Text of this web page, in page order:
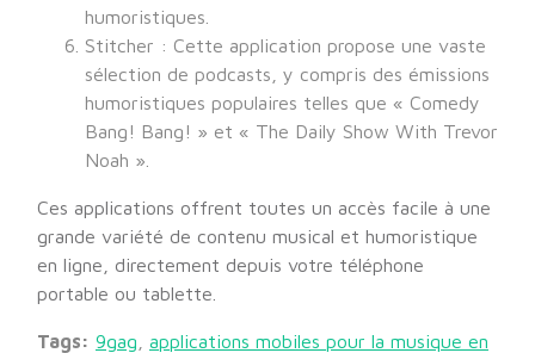
humoristiques.
Stitcher : Cette application propose une vaste
sélection de podcasts, y compris des émissions
humoristiques populaires telles que « Comedy
Bang! Bang! » et « The Daily Show With Trevor
Noah ».
Ces applications offrent toutes un accès facile à une
grande variété de contenu musical et humoristique
en ligne, directement depuis votre téléphone
portable ou tablette.
Tags: 9gag
applications mobiles pour la musique en